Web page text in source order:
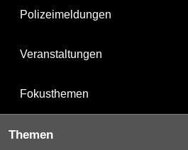
Polizeimeldungen
Veranstaltungen
Fokusthemen
Themen